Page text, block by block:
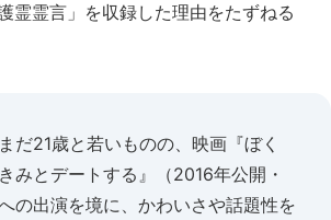
霊霊言」を収録した理由をたずねる
だ21歳と若いものの、映画『ぼく
みとデートする』（2016年公開・
の出演を境に、かわいさや話題性を